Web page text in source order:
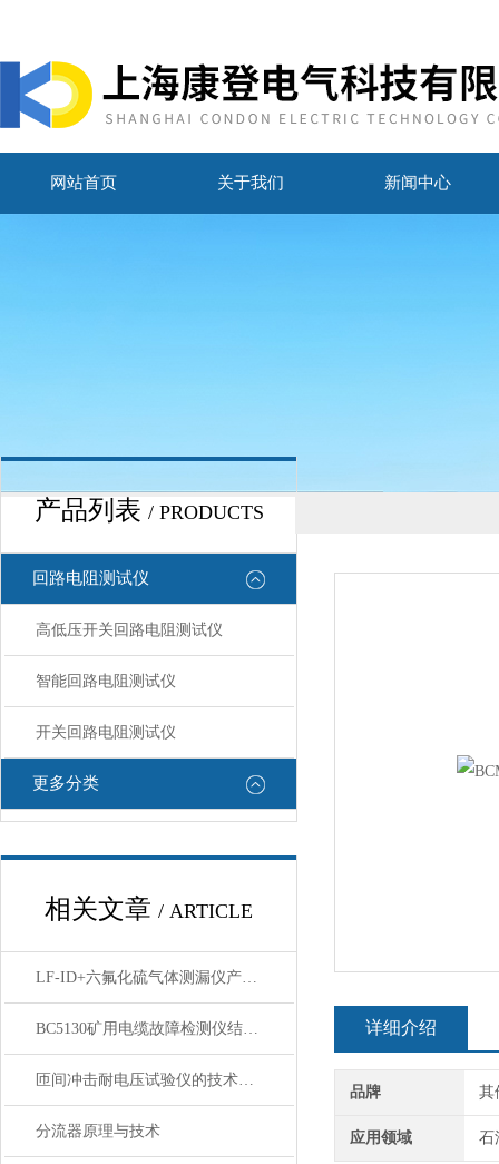
网站首页 关于我们 新闻中心
产品列表 / PRODUCTS
回路电阻测试仪
高低压开关回路电阻测试仪
智能回路电阻测试仪
开关回路电阻测试仪
更多分类
相关文章 / ARTICLE
LF-ID+六氟化硫气体测漏仪产品简介
BC5130矿用电缆故障检测仪结构特点
匝间冲击耐电压试验仪的技术原理与工程应用实践
分流器原理与技术
详细介绍
品牌 其
应用领域 石